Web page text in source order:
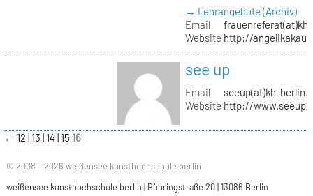
→ Lehrangebote (Archiv)
Email
Website http://
see up
Email
seeup(at)kh-
Website http://
← 12 13 14 15 16
© 2008 – 2026 weißensee kunsthochschule berlin
weißensee kunsthochschule berlin | Bühringstraße 20 | 13086 Berlin